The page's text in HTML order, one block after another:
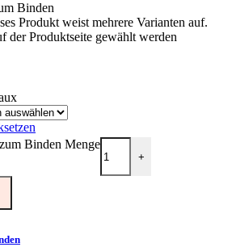
Produkt weist mehrere Varianten auf.
der Produktseite gewählt werden
Binden Menge
+